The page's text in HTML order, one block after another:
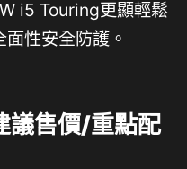
i5 Touring更顯輕鬆
性安全防護。
售價/重點配